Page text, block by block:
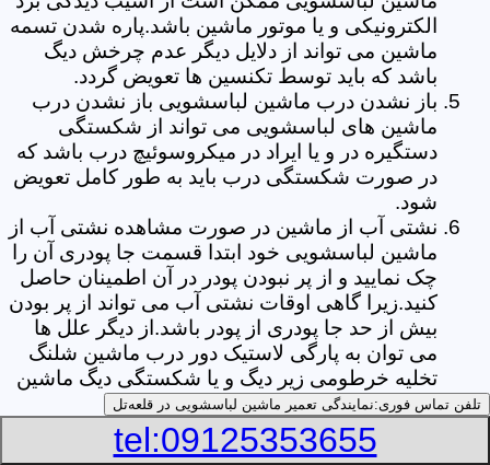
الکترونیکی و یا موتور ماشین باشد.پاره شدن تسمه
ماشین می تواند از دلایل دیگر عدم چرخش دیگ
باشد که باید توسط تکنسین ها تعویض گردد.
باز نشدن درب ماشین لباسشویی باز نشدن درب
ماشین های لباسشویی می تواند از شکستگی
دستگیره در و یا ایراد در میکروسوئیچ درب باشد که
در صورت شکستگی درب باید به طور کامل تعویض
شود.
نشتی آب از ماشین در صورت مشاهده نشتی آب از
ماشین لباسشویی خود ابتدا قسمت جا پودری آن را
چک نمایید و از پر نبودن پودر در آن اطمینان حاصل
کنید.زیرا گاهی اوقات نشتی آب می تواند از پر بودن
بیش از حد جا پودری از پودر باشد.از دیگر علل ها
می توان به پارگی لاستیک دور درب ماشین شلنگ
تخلیه خرطومی زیر دیگ و یا شکستگی دیگ ماشین
های لباسشویی اشاره کرد.
خشک نکردن لباس ها یکی از بیشترین علل های
خشک نکردن لباس ها توسط ماشین های
تلفن تماس فوری:نمایندگی تعمیر ماشین لباسشویی در قلعه‌تل
tel:09125353655